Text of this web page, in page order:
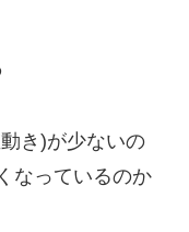
き)が少ないの
なっているのか